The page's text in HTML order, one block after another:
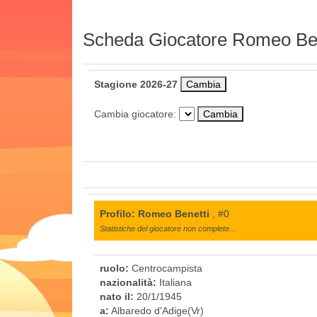
Scheda Giocatore Romeo
Stagione 2026-27
Cambia giocatore:
Profilo: Romeo Benetti , #0
Statistiche del giocatore non complete...
ruolo: Centrocampista
nazionalità: Italiana
nato il: 20/1/1945
a: Albaredo d'Adige(Vr)